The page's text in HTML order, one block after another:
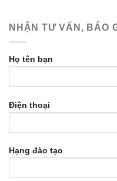
NHẬN TƯ VẤN, BÁO
Họ tên bạn
Điện thoại
Hạng đào tạo